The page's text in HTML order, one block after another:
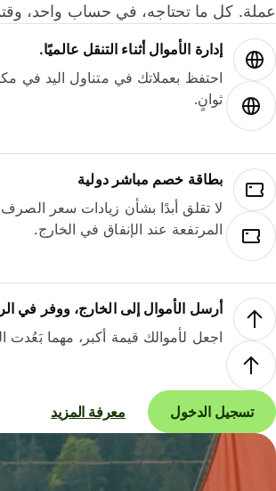
كل ما تحتاجه، في حساب واحد،
إدارة الأموال أثناء التنقل عالميًا.
احتفظ بعملاتك في متناول اليد في
ثوانٍ.
بطاقة خصم مباشر دولية
لا تقلق أبدًا بشأن زيادات سعر الصرف،
المرتفعة عند الإنفاق في الخارج.
أرسل الأموال إلى الخارج، ووفر في
اجعل لأموالك قيمة أكبر، مهما بَعُدت
تسجيل الدخول معرفة المزيد